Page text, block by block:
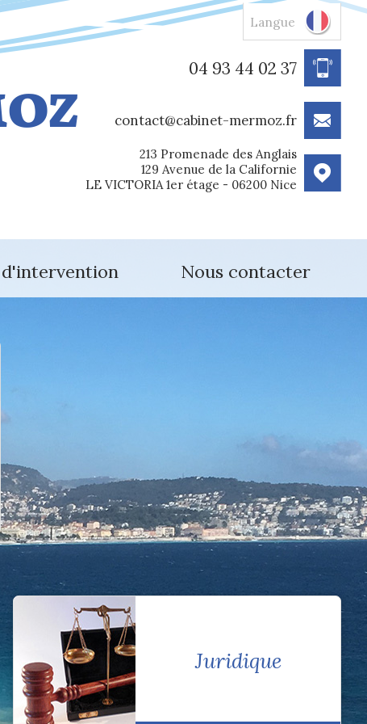
Langue
04 93 44 02 37
contact@cabinet-mermoz.fr
213 Promenade des Anglais
129 Avenue de la Californie
LE VICTORIA 1er étage - 06200 Nice
Nous contacter
Juridique